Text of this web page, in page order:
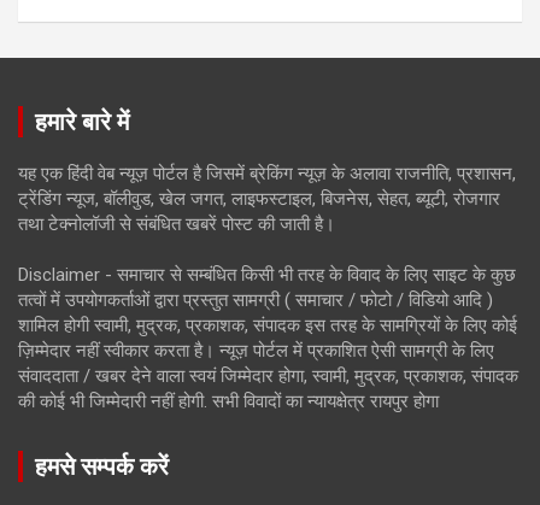
हमारे बारे में
यह एक हिंदी वेब न्यूज़ पोर्टल है जिसमें ब्रेकिंग न्यूज़ के अलावा राजनीति, प्रशासन,
ट्रेंडिंग न्यूज, बॉलीवुड, खेल जगत, लाइफस्टाइल, बिजनेस, सेहत, ब्यूटी, रोजगार
तथा टेक्नोलॉजी से संबंधित खबरें पोस्ट की जाती है।
Disclaimer - समाचार से सम्बंधित किसी भी तरह के विवाद के लिए साइट के कुछ
तत्वों में उपयोगकर्ताओं द्वारा प्रस्तुत सामग्री ( समाचार / फोटो / विडियो आदि )
शामिल होगी स्वामी, मुद्रक, प्रकाशक, संपादक इस तरह के सामग्रियों के लिए कोई
ज़िम्मेदार नहीं स्वीकार करता है। न्यूज़ पोर्टल में प्रकाशित ऐसी सामग्री के लिए
संवाददाता / खबर देने वाला स्वयं जिम्मेदार होगा, स्वामी, मुद्रक, प्रकाशक, संपादक
की कोई भी जिम्मेदारी नहीं होगी. सभी विवादों का न्यायक्षेत्र रायपुर होगा
हमसे सम्पर्क करें